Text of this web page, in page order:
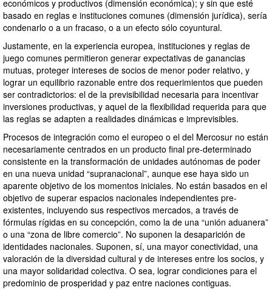
económicos y productivos (dimensión económica); y sin que esté
basado en reglas e instituciones comunes (dimensión jurídica), sería
condenarlo o a un fracaso, o a un efecto sólo coyuntural.
Justamente, en la experiencia europea, instituciones y reglas de
juego comunes permitieron generar expectativas de ganancias
mutuas, proteger intereses de socios de menor poder relativo, y
lograr un equilibrio razonable entre dos requerimientos que pueden
ser contradictorios: el de la previsibilidad necesaria para incentivar
inversiones productivas, y aquel de la flexibilidad requerida para que
las reglas se adapten a realidades dinámicas e imprevisibles.
Procesos de integración como el europeo o el del Mercosur no están
necesariamente centrados en un producto final pre-determinado
consistente en la transformación de unidades autónomas de poder
en una nueva unidad “supranacional”, aunque ese haya sido un
aparente objetivo de los momentos iniciales. No están basados en el
objetivo de superar espacios nacionales independientes pre-
existentes, incluyendo sus respectivos mercados, a través de
fórmulas rígidas en su concepción, como la de una “unión aduanera”
o una “zona de libre comercio”. No suponen la desaparición de
identidades nacionales. Suponen, sí, una mayor conectividad, una
valoración de la diversidad cultural y de intereses entre los socios, y
una mayor solidaridad colectiva. O sea, lograr condiciones para el
predominio de prosperidad y paz entre naciones contiguas.